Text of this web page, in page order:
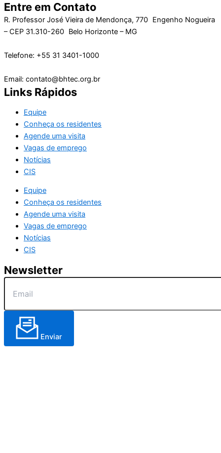
Entre em Contato
R. Professor José Vieira de Mendonça, 770 Engenho Nogueira
– CEP 31.310-260 Belo Horizonte – MG
Telefone: +55 31 3401-1000
Email: contato@bhtec.org.br
Links Rápidos
Equipe
Conheça os residentes
Agende uma visita
Vagas de emprego
Notícias
CIS
Equipe
Conheça os residentes
Agende uma visita
Vagas de emprego
Notícias
CIS
Newsletter
Enviar